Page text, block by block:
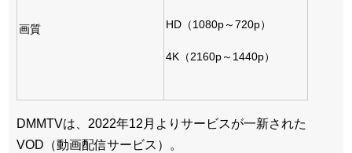
画質 HD（1080p～720p）
4K（2160p～1440p）
DMMTVは、2022年12月よりサービスが一新された
VOD（動画配信サービス）。